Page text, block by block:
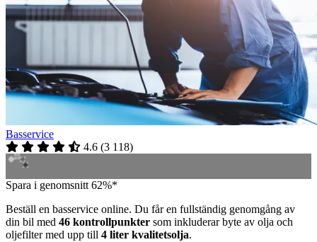
Basservice
4.6 (3 118)
Spara i genomsnitt 62%*
Beställ en basservice online. Du får en fullständig genomgång av
din bil med 46 kontrollpunkter som inkluderar byte av olja och
oljefilter med upp till 4 liter kvalitetsolja.